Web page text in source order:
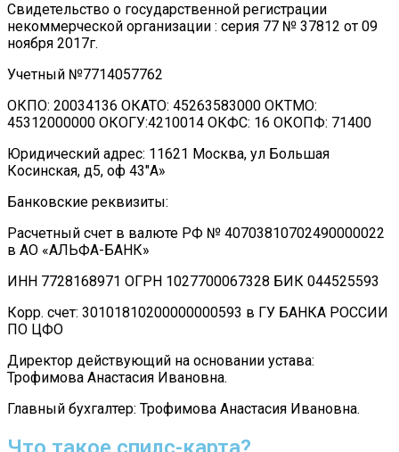
Свидетельство о государственной регистрации
некоммерческой организации : серия 77 № 37812 от 09
ноября 2017г.
Учетный №7714057762
ОКПО: 20034136 ОКАТО: 45263583000 ОКТМО:
45312000000 ОКОГУ:4210014 ОКФС: 16 ОКОПФ: 71400
Юридический адрес: 11621 Москва, ул Большая
Косинская, д5, оф 43″А»
Банковские реквизиты:
Расчетный счет в валюте РФ № 40703810702490000022
в АО «АЛЬФА-БАНК»
ИНН 7728168971 ОГРН 1027700067328 БИК 044525593
Корр. счет: 30101810200000000593 в ГУ БАНКА РОССИИ
ПО ЦФО
Директор действующий на основании устава:
Трофимова Анастасия Ивановна.
Главный бухгалтер: Трофимова Анастасия Ивановна.